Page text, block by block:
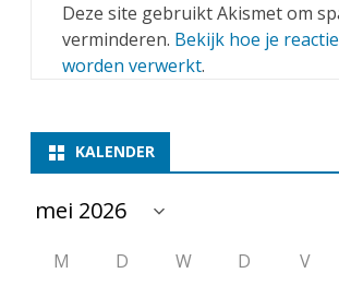
r
l
s
Deze site gebruikt Akismet om
verminderen. Bekijk hoe je
worden verwerkt.
KALENDER
M D W D V